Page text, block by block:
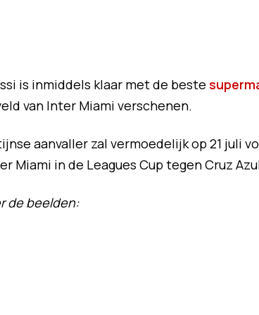
is inmiddels klaar met de beste
van Inter Miami verschenen.
aanvaller zal vermoedelijk op 21 juli
Miami in de Leagues Cup tegen Cruz
de beelden: